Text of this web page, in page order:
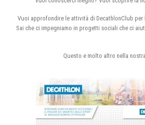
Vuoi approfondire le attività di DecathlonClub
Sai che ci impegniamo in progetti sociali che ci
Questo e molto altro nella